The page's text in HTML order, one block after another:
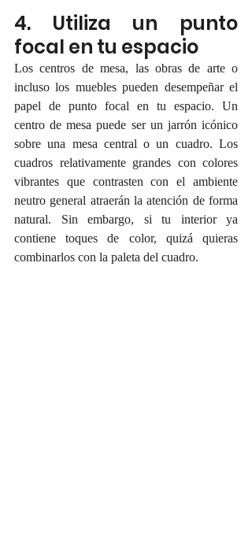
4. Utiliza un punto
focal en tu espacio
Los centros de mesa, las obras de arte o
incluso los muebles pueden desempeñar el
papel de punto focal en tu espacio. Un
centro de mesa puede ser un jarrón icónico
sobre una mesa central o un cuadro. Los
cuadros relativamente grandes con colores
vibrantes que contrasten con el ambiente
neutro general atraerán la atención de forma
natural. Sin embargo, si tu interior ya
contiene toques de color, quizá quieras
combinarlos con la paleta del cuadro.